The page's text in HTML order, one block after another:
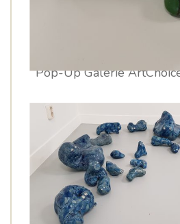
Pop-Up Galerie